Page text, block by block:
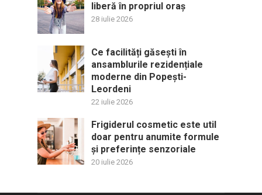
liberă în propriul oraș
28 iulie 2026
Ce facilități găsești în
ansamblurile rezidențiale
moderne din Popești-
Leordeni
22 iulie 2026
Frigiderul cosmetic este util
doar pentru anumite formule
și preferințe senzoriale
20 iulie 2026